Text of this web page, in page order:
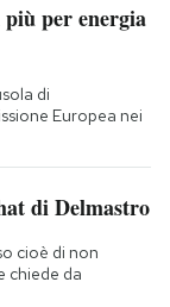
per energia
di
Europea nei
di Delmastro
cioè di non
chiede da